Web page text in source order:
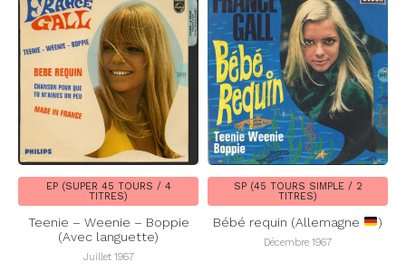
EP (SUPER 45 TOURS / 4
TITRES)
Teenie – Weenie – Boppie
(Avec languette)
Juillet 1967
SP (45 TOURS SIMPLE / 2
TITRES)
Bébé requin (Allemagne )
Décembre 1967